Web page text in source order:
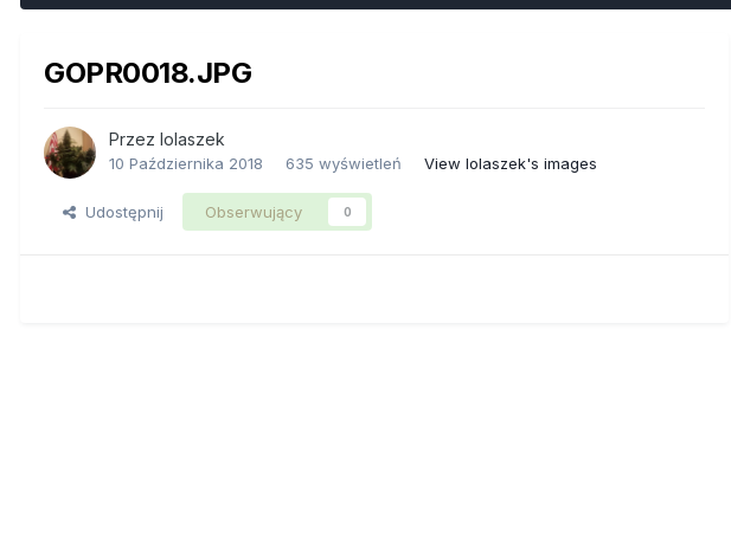
GOPR0018.JPG
Przez lolaszek
10 Października 2018 635 wyświetleń View lolaszek's images
Udostępnij Obserwujący 0